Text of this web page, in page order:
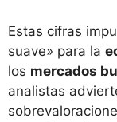
Estas cifras
suave» para la
los mercados
analistas